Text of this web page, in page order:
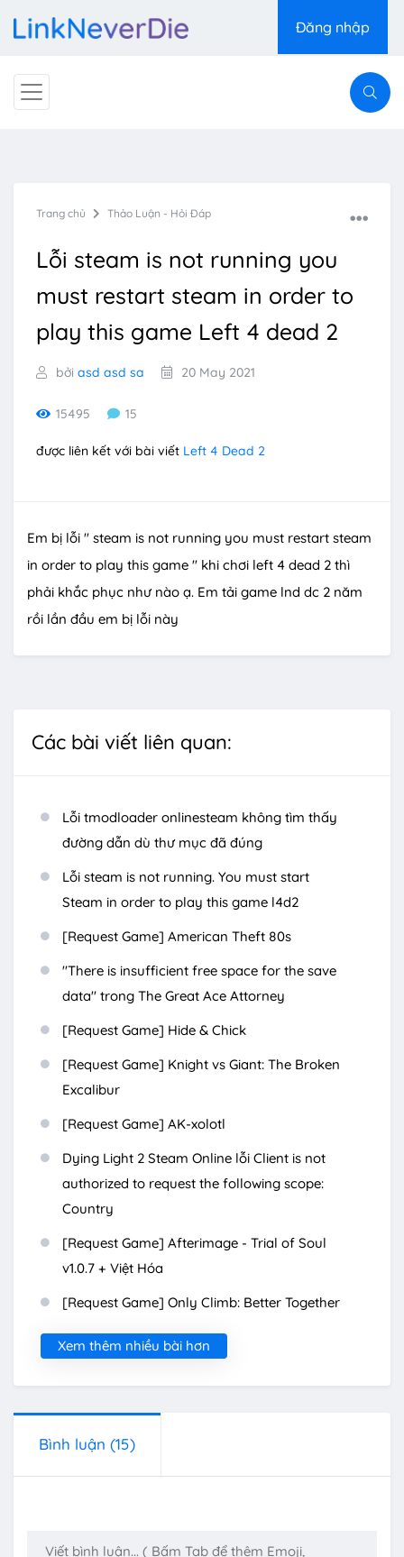
Đăng nhập
Trang chủ Thảo Luận - Hỏi Đáp
Lỗi steam is not running you
must restart steam in order to
play this game Left 4 dead 2
bởi asd asd sa 20 May 2021
15495 15
được liên kết với bài viết Left 4 Dead 2
Em bị lỗi " steam is not running you must restart steam
in order to play this game " khi chơi left 4 dead 2 thì
phải khắc phục như nào ạ. Em tải game lnd dc 2 năm
rồi lần đầu em bị lỗi này
Các bài viết liên quan:
Lỗi tmodloader onlinesteam không tìm thấy
đường dẫn dù thư mục đã đúng
Lỗi steam is not running. You must start
Steam in order to play this game l4d2
[Request Game] American Theft 80s
"There is insufficient free space for the save
data" trong The Great Ace Attorney
[Request Game] Hide & Chick
[Request Game] Knight vs Giant: The Broken
Excalibur
[Request Game] AK-xolotl
Dying Light 2 Steam Online lỗi Client is not
authorized to request the following scope:
Country
[Request Game] Afterimage - Trial of Soul
v1.0.7 + Việt Hóa
[Request Game] Only Climb: Better Together
Xem thêm nhiều bài hơn
Bình luận (15)